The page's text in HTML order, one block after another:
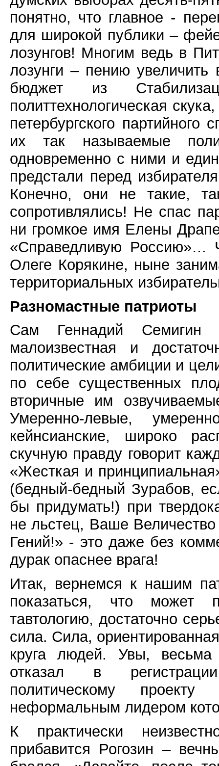
понятно, что главное -
для широкой публики –
лозунгов! Многим ведь в
лозунги – пению увеличить
бюджет из
политтехнологическая
петербургского
их так называемые
одновременно с ними и
предстали перед
Конечно, они не такие,
сопротивлялись! Не спас
ни громкое имя Елены
«Справедливую Россию»…
Олеге Корякине, ныне
территориальных
Разномастные патриоты
Сам Геннадий Семигин
малоизвестная и
политические амбиции и
по себе существенных
вторичные им
Умеренно-левые,
кейнсианские, широко
скучную правду говорит
«Жесткая и
(бедный-бедный Зурабов,
бы придумать!) при
не льстец, Ваше
Гений!» - это даже без
дурак опаснее врага!
Итак, вернемся к нашим
показаться, что может
тавтологию, достаточно
сила. Сила,
круга людей. Увы,
отказал в
политическому
неформальным лидером
К практически
прибавится Рогозин –